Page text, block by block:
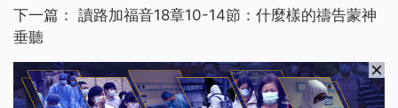
下一篇： 讀路加福音18章10-14節：什麼樣的禱告蒙神
垂聽